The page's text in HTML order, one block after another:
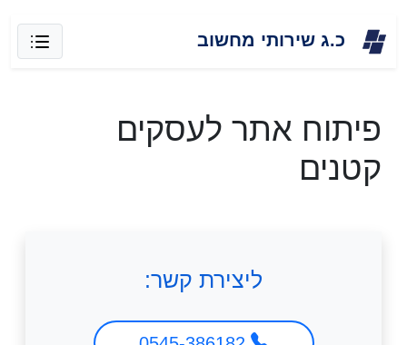
כ.ג שירותי מחשוב
פיתוח אתר לעסקים
קטנים
ליצירת קשר: